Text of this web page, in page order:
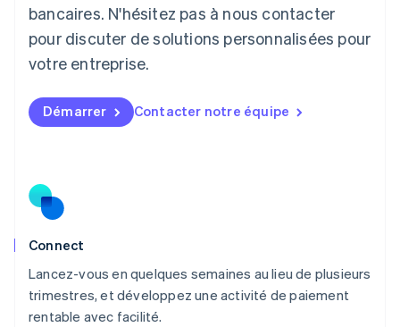
bancaires. N'hésitez pas à nous contacter
pour discuter de solutions personnalisées pour
votre entreprise.
Démarrer Contacter notre équipe
Connect
Lancez-vous en quelques semaines au lieu de plusieurs
trimestres, et développez une activité de paiement
rentable avec facilité.
Lituanie
Luxembourg
FrançaisDeutschEnglish
English简体中文
Malte
English
Nouvelle-Zélande
English
NederlandsEnglish
Pologne
English